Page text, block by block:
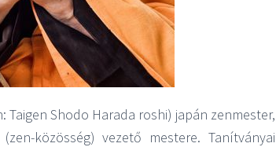
Shodo Harada roshi) japán zenmester,
közösség) vezető mestere. Tanítványai